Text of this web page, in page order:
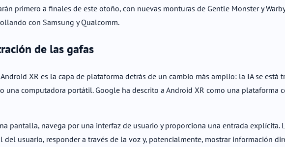
primero a finales de este otoño, con nuevas monturas de Gentle Monster y
con Samsung y Qualcomm.
de las gafas
XR es la capa de plataforma detrás de un cambio más amplio: la IA se está
computadora portátil. Google ha descrito a Android XR como una plataforma
pantalla, navega por una interfaz de usuario y proporciona una entrada explícita.
usuario, responder a través de la voz y, potencialmente, mostrar información